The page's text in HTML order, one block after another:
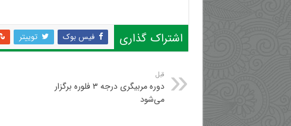
اشتراک گذاری فیس بوک توییتر
قبل
دوره مربیگری درجه ۳ فلوره برگزار
می‌شود